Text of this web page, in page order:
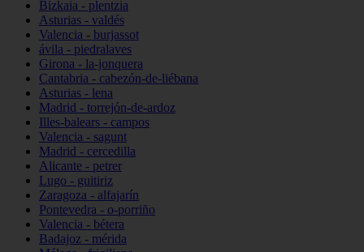
Bizkaia - plentzia
Asturias - valdés
Valencia - burjassot
ávila - piedralaves
Girona - la-jonquera
Cantabria - cabezón-de-liébana
Asturias - lena
Madrid - torrejón-de-ardoz
Illes-balears - campos
Valencia - sagunt
Madrid - cercedilla
Alicante - petrer
Lugo - guitiriz
Zaragoza - alfajarín
Pontevedra - o-porriño
Valencia - bétera
Badajoz - mérida